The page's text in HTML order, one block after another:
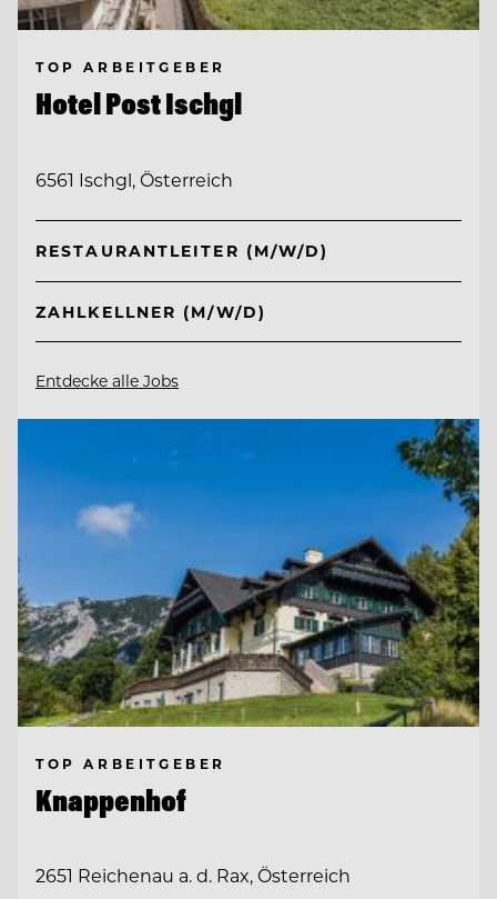
TOP ARBEITGEBER
Hotel Post Ischgl
6561 Ischgl, Österreich
RESTAURANTLEITER (M/W/D)
ZAHLKELLNER (M/W/D)
Entdecke alle Jobs
TOP ARBEITGEBER
Knappenhof
2651 Reichenau a. d. Rax, Österreich